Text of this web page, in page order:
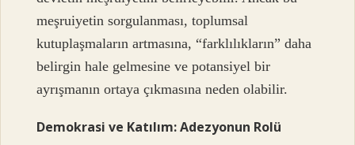
meşruiyetin sorgulanması, toplumsal
kutuplaşmaların artmasına, “farklılıkların” daha
belirgin hale gelmesine ve potansiyel bir
ayrışmanın ortaya çıkmasına neden olabilir.
Demokrasi ve Katılım: Adezyonun Rolü